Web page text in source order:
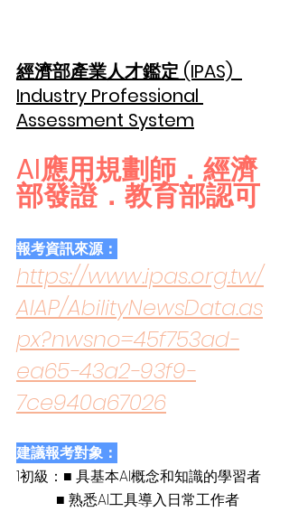
經濟部產業人才鑑定 (IPAS)
Industry Professional
Assessment System
AI應用規劃師．經濟
部發證．教育部認可
報考資訊來源：
https://www.ipas.org.tw/
AIAP/AbilityNewsData.as
px?nwsno=45f753ad-
ea65-43a2-93f9-
7ce940a67026
建議報考對象：
1初級：■ 具基本AI概念和知識的學習者
■ 熟悉AI工具導入日常工作者